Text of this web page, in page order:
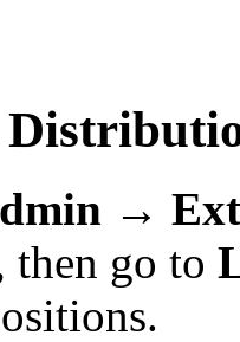
→
then go to